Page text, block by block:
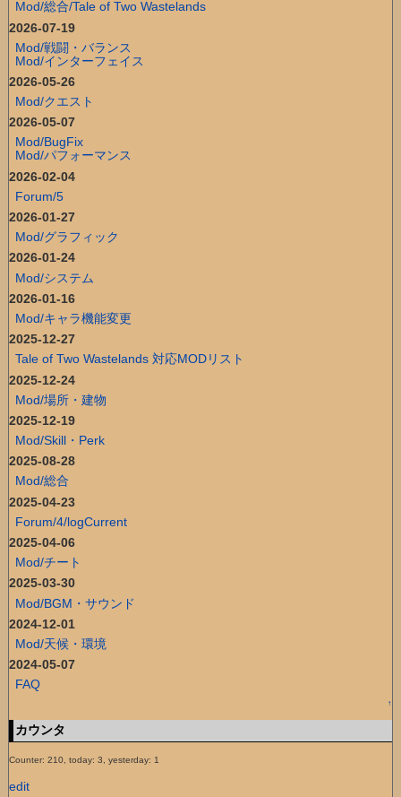
Mod/総合/Tale of Two Wastelands
2026-07-19
Mod/戦闘・バランス
Mod/インターフェイス
2026-05-26
Mod/クエスト
2026-05-07
Mod/BugFix
Mod/パフォーマンス
2026-02-04
Forum/5
2026-01-27
Mod/グラフィック
2026-01-24
Mod/システム
2026-01-16
Mod/キャラ機能変更
2025-12-27
Tale of Two Wastelands 対応MODリスト
2025-12-24
Mod/場所・建物
2025-12-19
Mod/Skill・Perk
2025-08-28
Mod/総合
2025-04-23
Forum/4/logCurrent
2025-04-06
Mod/チート
2025-03-30
Mod/BGM・サウンド
2024-12-01
Mod/天候・環境
2024-05-07
FAQ
↑
カウンタ
Counter: 210, today: 3, yesterday: 1
edit